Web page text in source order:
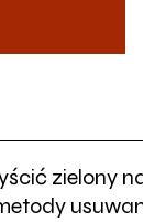
zielony